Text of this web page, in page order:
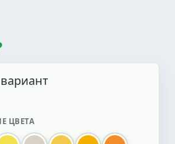
ЦВЕТА